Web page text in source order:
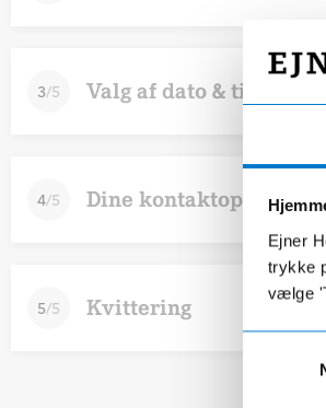
Ejner
trykke
vælge
3/5 Valg af dato & tid
4/5 Dine
E-MAIL
5/5 Kvittering